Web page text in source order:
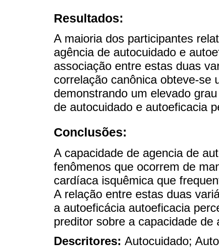
Resultados:
A maioria dos participantes
agência de autocuidado e
associação entre estas duas
correlação canônica obteve-se
demonstrando um elevado
de autocuidado e autoeficacia
Conclusões:
A capacidade de agencia de
fenômenos que ocorrem de
cardíaca isquêmica que
A relação entre estas duas
a autoeficácia autoeficacia
preditor sobre a capacidade de
Descritores: Autocuidado;